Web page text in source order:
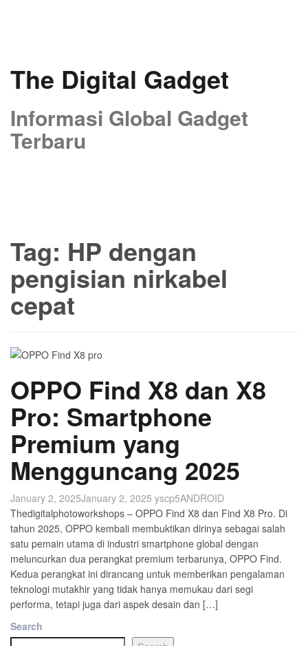
The Digital Gadget
Informasi Global Gadget
Terbaru
Tag: HP dengan
pengisian nirkabel
cepat
OPPO Find X8 dan X8
Pro: Smartphone
Premium yang
Mengguncang 2025
January 2, 2025January 2, 2025 yscp5ANDROID
Thedigitalphotoworkshops – OPPO Find X8 dan Find X8 Pro. Di
tahun 2025, OPPO kembali membuktikan dirinya sebagai salah
satu pemain utama di industri smartphone global dengan
meluncurkan dua perangkat premium terbarunya, OPPO Find.
Kedua perangkat ini dirancang untuk memberikan pengalaman
teknologi mutakhir yang tidak hanya memukau dari segi
performa, tetapi juga dari aspek desain dan […]
Search